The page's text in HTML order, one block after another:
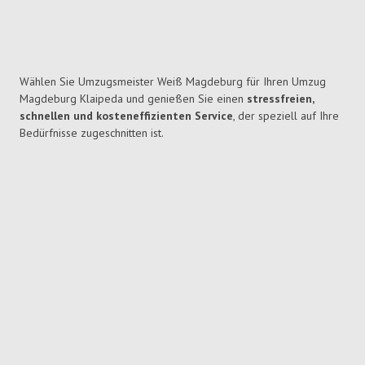
Wählen Sie Umzugsmeister Weiß Magdeburg für Ihren Umzug
Magdeburg Klaipeda und genießen Sie einen stressfreien,
schnellen und kosteneffizienten Service, der speziell auf Ihre
Bedürfnisse zugeschnitten ist.